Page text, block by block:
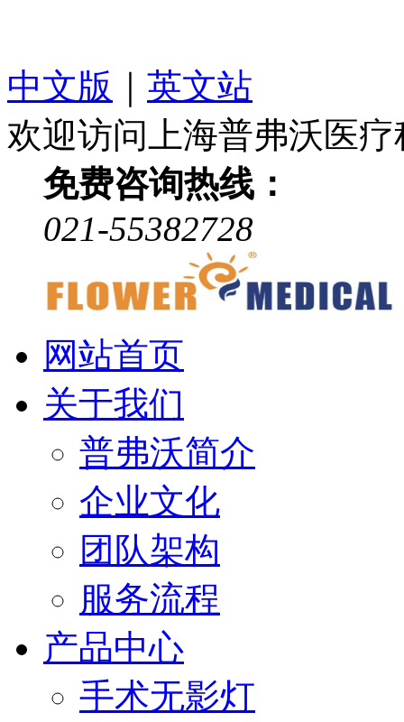
中文版
英文站
欢迎访问上海普弗沃医
免费咨询热线：
021-55382728
网站首页
关于我们
普弗沃简介
企业文化
团队架构
服务流程
产品中心
手术无影灯